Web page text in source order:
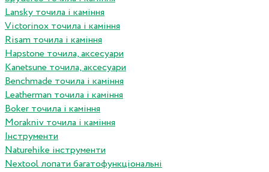
Lansky точила і каміння
Victorinox точила і каміння
Risam точила і каміння
Hapstone точила, аксесуари
Kanetsune точила, аксесуари
Benchmade точила і каміння
Leatherman точила і каміння
Boker точила і каміння
Morakniv точила і каміння
Інструменти
Naturehike інструменти
Nextool лопати багатофункціональні